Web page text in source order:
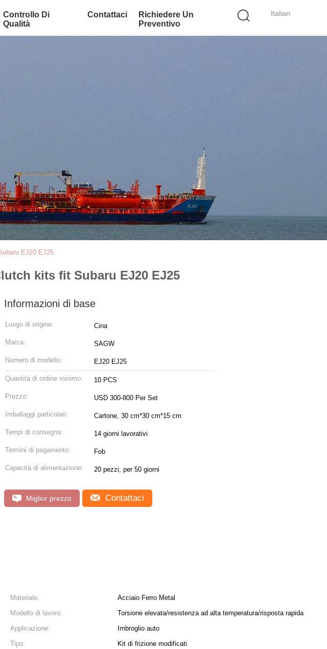
Italian
Controllo Di
Qualità
Contattaci
Richiedere Un
Preventivo
EJ20 EJ25
kits fit Subaru EJ20 EJ25
Informazioni di base
Luogo di origine: Cina
Marca: SAGW
Numero di modello: EJ20 EJ25
Quantità di ordine minimo: 10 PCS
Prezzo: USD 300-800 Per Set
Imballaggi particolari: Cartone, 30 cm*30 cm*15 cm
Tempi di consegna: 14 giorni lavorativi
Termini di pagamento: Fob
Capacità di alimentazione: 20 pezzi, per 50 giorni
Miglior prezzo Contattaci
Materiale:
Acciaio Ferro Metal
Modello di lavoro:
Torsione elevata/resistenza ad alta temperatura/risposta rapida
Applicazione:
Imbroglio auto
Tipo:
Kit di frizione modificati